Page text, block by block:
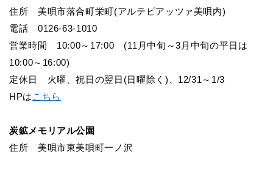
住所 美唄市落合町栄町(アルテピアッツァ美唄内)
電話 0126-63-1010
営業時間 10:00～17:00 (11月中旬～3月中旬の平日は
10:00～16:00)
定休日 火曜、祝日の翌日(日曜除く)、12/31～1/3
HPは こちら
炭鉱メモリアル公園
住所 美唄市東美唄町一ノ沢